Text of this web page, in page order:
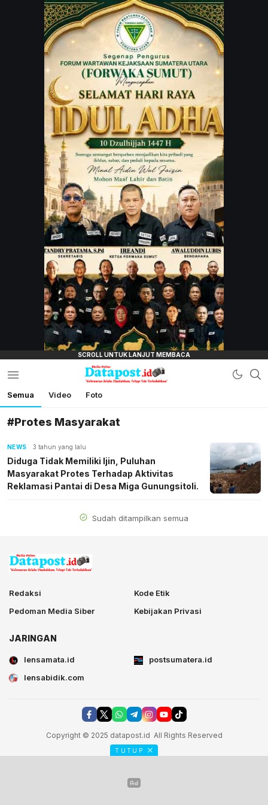
JARINGAN
lensamata.id
postsumatera.id
Datapost.id
Kebenaran Selalu Disalahkan, Tetapi Tak
Semua Video Foto
#Protes Masyarakat
NEWS 3 tahun yang lalu
Diduga Tidak Memiliki Ijin, Puluhan
Masyarakat Protes Terhadap Aktivitas
Reklamasi Pantai di Desa Miga Gunungsitoli.
Sudah ditampilkan semua
Redaksi
Kode Etik
Pedoman Media Siber
Kebijakan Privasi
JARINGAN
lensamata.id
postsumatera.id
lensabidik.com
Copyright © 2025 datapost.id All Rights Reserved
TUTUP